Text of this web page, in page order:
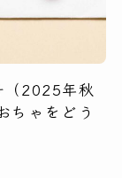
2025年秋
ちゃをどう